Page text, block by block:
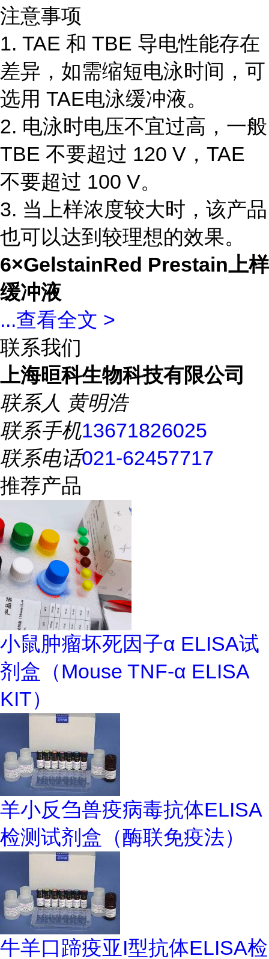
注意事项
1. TAE 和 TBE 导电性能存在
差异，如需缩短电泳时间，可
选用 TAE电泳缓冲液。
2. 电泳时电压不宜过高，一般
TBE 不要超过 120 V，TAE
不要超过 100 V。
3. 当上样浓度较大时，该产品
也可以达到较理想的效果。
6×GelstainRed Prestain上样
缓冲液
...查看全文 >
联系我们
上海晅科生物科技有限公司
联系人 黄明浩
联系手机13671826025
联系电话021-62457717
推荐产品
小鼠肿瘤坏死因子α ELISA试
剂盒（Mouse TNF-α ELISA
KIT）
羊小反刍兽疫病毒抗体ELISA
检测试剂盒（酶联免疫法）
牛羊口蹄疫亚I型抗体ELISA检